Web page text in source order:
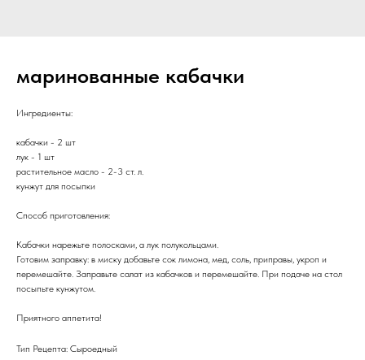
маринованные кабачки
Ингредиенты:
кабачки - 2 шт
лук - 1 шт
растительное масло - 2-3 ст. л.
кунжут для посыпки
Способ приготовления:
Кабачки нарежьте полосками, а лук полукольцами.
Готовим заправку: в миску добавьте сок лимона, мед, соль, приправы, укроп и
перемешайте. Заправьте салат из кабачков и перемешайте. При подаче на стол
посыпьте кунжутом.
Приятного аппетита!
Тип Рецепта: Сыроедный